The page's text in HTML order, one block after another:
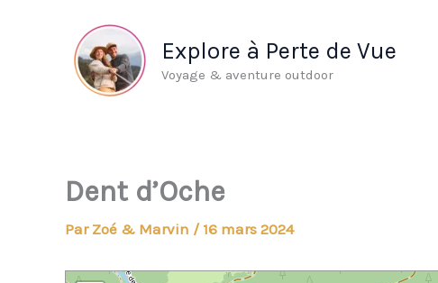
Explore à Perte de Vue
Voyage & aventure outdoor
Dent d’Oche
Par Zoé & Marvin / 16 mars 2024